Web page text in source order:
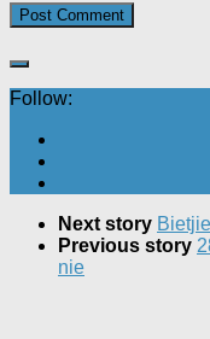
Follow:
Next story
Previous story
nie